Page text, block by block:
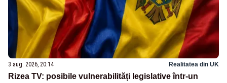
3 aug. 2026, 20:14 Realitatea din UK
Rizea TV: posibile vulnerabilități legislative într-un